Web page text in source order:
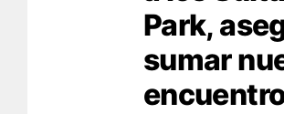
Park,
sumar